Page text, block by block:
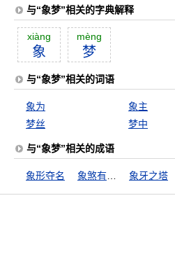
与“象梦”相关的字典解释
xiàng
象
mèng
梦
与“象梦”相关的词语
象为 象主
梦丝
梦中
与“象梦”相关的成语
象形夺名 象牙之塔